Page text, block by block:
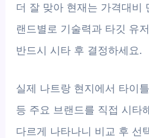
더 잘 맞아 현재는 가격대비
랜드별로 기술력과 타깃 유
반드시 시타 후 결정하세요.
실제 나트랑 현지에서 타이
등 주요 브랜드를 직접 시타
다르게 나타나니 비교 후 선